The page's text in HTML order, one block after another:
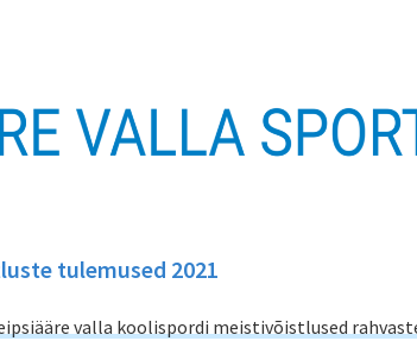
tulemused 2021
valla koolispordi meistivõistlused